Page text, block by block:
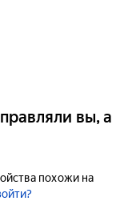
вы, а
похожи на